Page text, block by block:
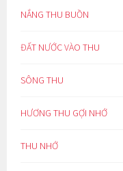
NẮNG THU BUỒN
ĐẤT NƯỚC VÀO THU
SÔNG THU
HƯƠNG THU GỢI NHỚ
THU NHỚ